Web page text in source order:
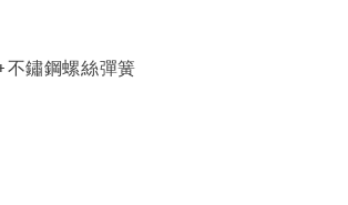
鏽鋼螺絲彈簧